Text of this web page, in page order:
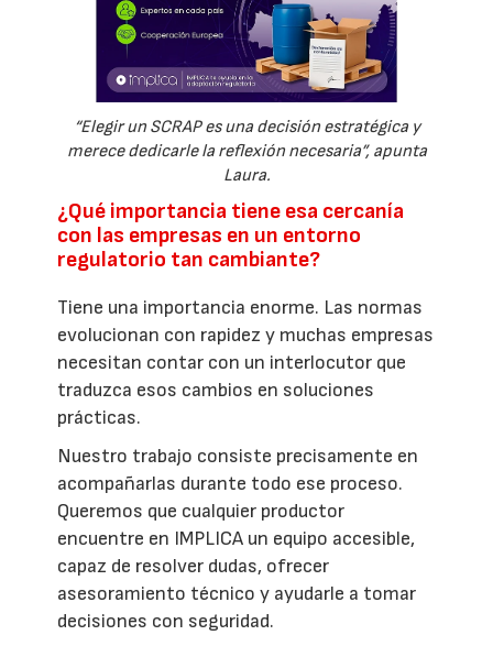
“Elegir un SCRAP es una decisión estratégica y
merece dedicarle la reflexión necesaria”, apunta
Laura.
¿Qué importancia tiene esa cercanía
con las empresas en un entorno
regulatorio tan cambiante?
Tiene una importancia enorme. Las normas
evolucionan con rapidez y muchas empresas
necesitan contar con un interlocutor que
traduzca esos cambios en soluciones
prácticas.
Nuestro trabajo consiste precisamente en
acompañarlas durante todo ese proceso.
Queremos que cualquier productor
encuentre en IMPLICA un equipo accesible,
capaz de resolver dudas, ofrecer
asesoramiento técnico y ayudarle a tomar
decisiones con seguridad.